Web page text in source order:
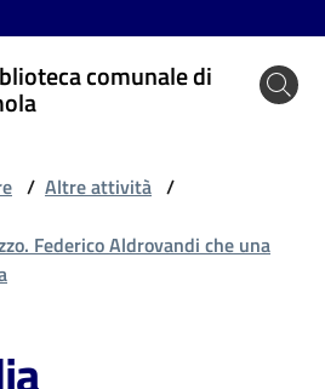
comunale di
/ Altre attività /
Federico Aldrovandi che una